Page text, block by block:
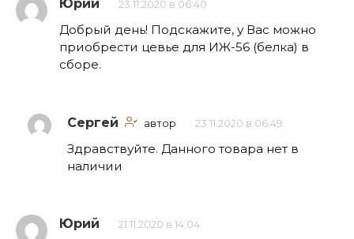
Юрий 23.11.2020 в 06:40
Добрый день! Подскажите, у Вас можно
приобрести цевье для ИЖ-56 (белка) в
сборе.
Сергей автор 23.11.2020 в 06:49
Здравствуйте. Данного товара нет в
наличии
Юрий 21.11.2020 в 14:04